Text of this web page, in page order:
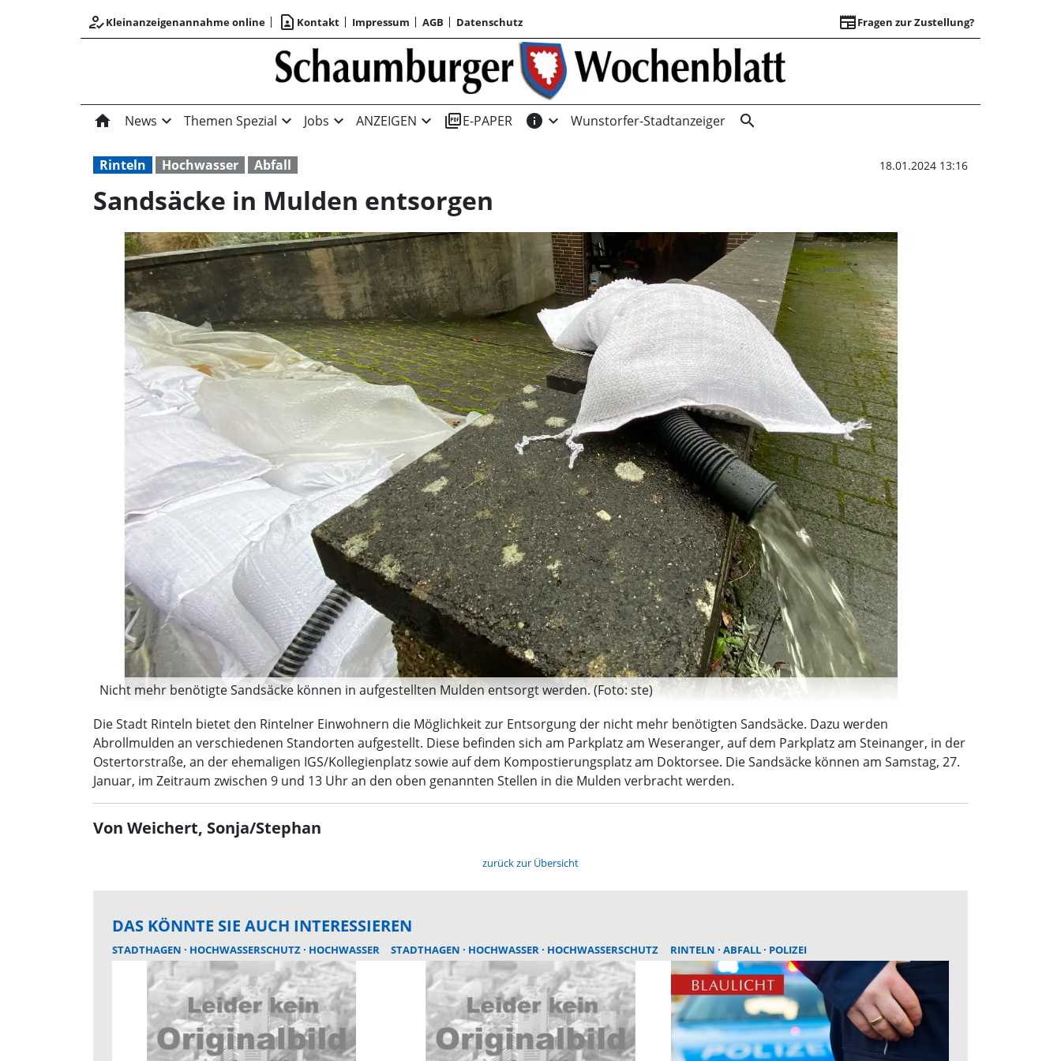
how_to_regKleinanzeigenannahme online contact_page Kontakt Impressum AGB Datenschutz newspaperFragen zur Zustellung?
Sandsäcke in
home News expand_more Themen Spezial expand_more Jobs expand_more ANZEIGEN expand_more picture_as_pdfE-PAPER info expand_more Wunstorfer-Stadtanzeiger search
Rinteln Hochwasser Abfall 18.01.2024 13:16
Sandsäcke in Mulden entsorgen
Nicht mehr benötigte Sandsäcke können in aufgestellten Mulden entsorgt werden. (Foto: ste)
Die Stadt Rinteln bietet den Rintelner Einwohnern die Möglichkeit zur Entsorgung der nicht mehr benötigten Sandsäcke. Dazu werden
Abrollmulden an verschiedenen Standorten aufgestellt. Diese befinden sich am Parkplatz am Weseranger, auf dem Parkplatz am Steinanger, in der
Ostertorstraße, an der ehemaligen IGS/Kollegienplatz sowie auf dem Kompostierungsplatz am Doktorsee. Die Sandsäcke können am Samstag, 27.
Januar, im Zeitraum zwischen 9 und 13 Uhr an den oben genannten Stellen in die Mulden verbracht werden.
Von Weichert, Sonja/Stephan
zurück zur Übersicht
DAS KÖNNTE SIE AUCH INTERESSIEREN
STADTHAGEN HOCHWASSERSCHUTZ HOCHWASSER STADTHAGEN HOCHWASSER HOCHWASSERSCHUTZ RINTELN ABFALL POLIZEI